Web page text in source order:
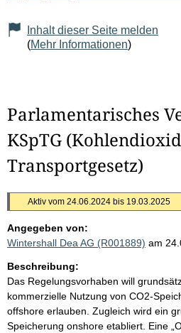
Inhalt dieser Seite melden
(Mehr Informationen)
Parlamentarisches
KSpTG
Transportgesetz)
Aktiv vom 24.06.2024 bis 19.03.2025
Angegeben von:
Wintershall Dea AG (R001889) am
Beschreibung:
Das Regelungsvorhaben will
kommerzielle Nutzung von CO2-
offshore erlauben. Zugleich wird ein
Speicherung onshore etabliert. Eine